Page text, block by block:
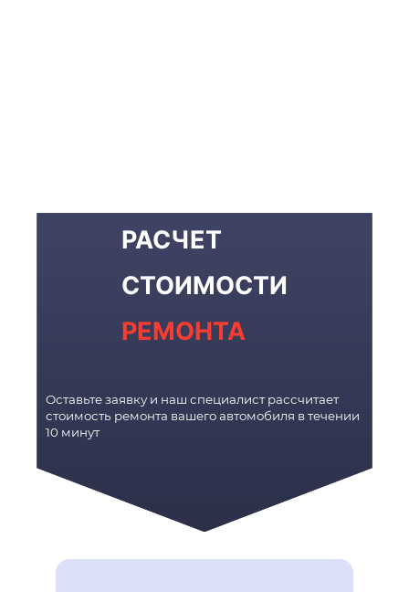
РАСЧЕТ
СТОИМОСТИ
РЕМОНТА
Оставьте заявку и наш специалист рассчитает
стоимость ремонта вашего автомобиля в течении
10 минут